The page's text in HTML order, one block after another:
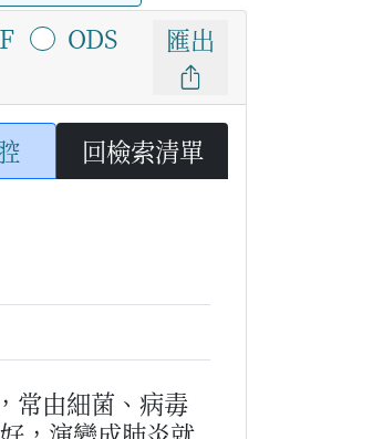
ODS 匯出
回檢索清單
常由細菌、病毒